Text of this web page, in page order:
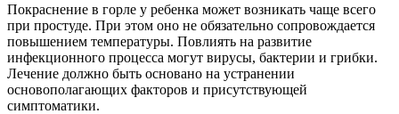
Покраснение в горле у ребенка может возникать чаще всего
при простуде. При этом оно не обязательно сопровождается
повышением температуры. Повлиять на развитие
инфекционного процесса могут вирусы, бактерии и грибки.
Лечение должно быть основано на устранении
основополагающих факторов и присутствующей
симптоматики.